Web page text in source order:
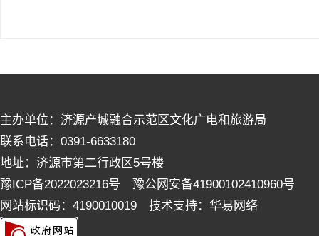
主办单位：济源产城融合示范区文化广电和旅游局
联系电话：0391-6633180
地址：济源市第二行政区5号楼
豫ICP备2022023216号 豫公网安备41900102410960号
网站标识码：4190010019 技术支持：华易网络